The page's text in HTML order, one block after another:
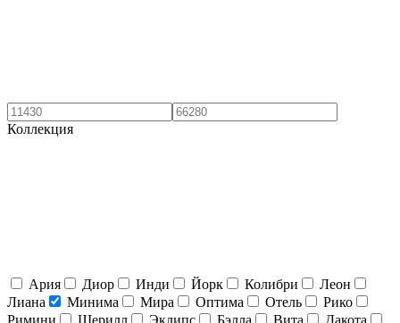
Коллекция
Ария Диор Инди Йорк Колибри
Леон
Лиана
Минима Мира Оптима Отель
Рико
Римини
Шерилл Эклипс Бэлла Вита
Дакота